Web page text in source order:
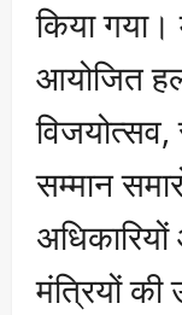
किया गया।
आयोजित
विजयोत्सव,
सम्मान
मंत्रियों की